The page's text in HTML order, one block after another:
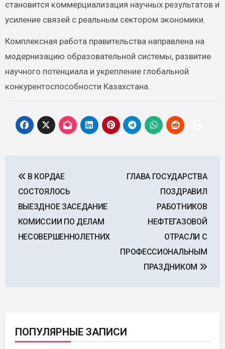
становится коммерциализация научных результатов и
усиление связей с реальным сектором экономики.
Комплексная работа правительства направлена на
модернизацию образовательной системы, развитие
научного потенциала и укрепление глобальной
конкурентоспособности Казахстана.
по
записям
В КОРДАЕ
СОСТОЯЛОСЬ
ВЫЕЗДНОЕ ЗАСЕДАНИЕ
КОМИССИИ ПО ДЕЛАМ
НЕСОВЕРШЕННОЛЕТНИХ
ГЛАВА ГОСУДАРСТВА
ПОЗДРАВИЛ
РАБОТНИКОВ
НЕФТЕГАЗОВОЙ
ОТРАСЛИ С
ПРОФЕССИОНАЛЬНЫМ
ПРАЗДНИКОМ
ПОПУЛЯРНЫЕ ЗАПИСИ